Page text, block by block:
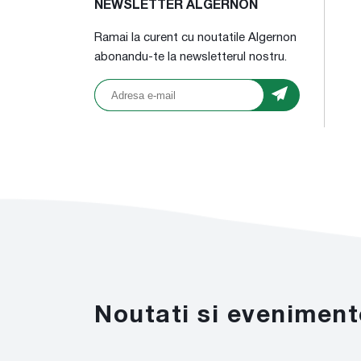
NEWSLETTER ALGERNON
Ramai la curent cu noutatile Algernon
abonandu-te la newsletterul nostru.
Noutati si